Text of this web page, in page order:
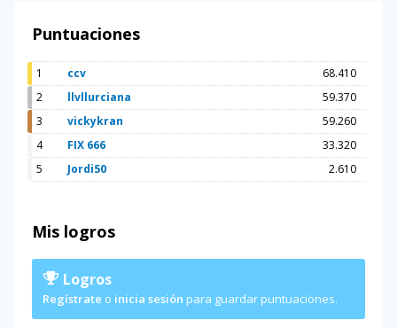
Puntuaciones
1 ccv
68.410
2
llvllurciana
59.370
3
vickykran
59.260
4
FIX 666
33.320
5
Jordi50 2.610
Mis logros
Logros
Regístrate o inicia sesión para guardar puntuaciones.